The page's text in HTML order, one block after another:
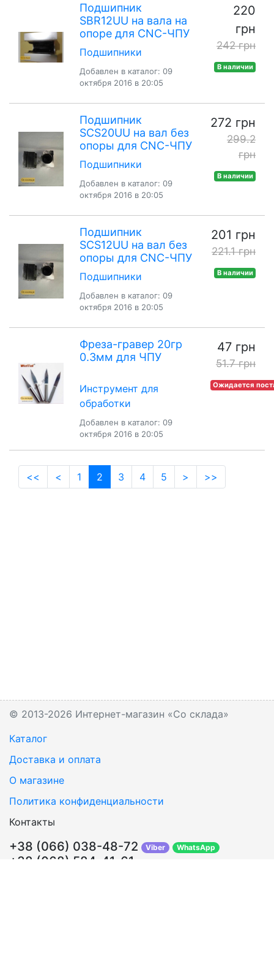
Подшипник
SBR12UU на вала на
опоре для CNC-ЧПУ
Подшипники
Добавлен в каталог: 09
октября 2016 в 20:05
220
грн
242 грн
В наличии
Подшипник
SCS20UU на вал без
опоры для CNC-ЧПУ
Подшипники
Добавлен в каталог: 09
октября 2016 в 20:05
272 грн
299.2
грн
В наличии
Подшипник
SCS12UU на вал без
опоры для CNC-ЧПУ
Подшипники
Добавлен в каталог: 09
октября 2016 в 20:05
201 грн
221.1 грн
В наличии
Фреза-гравер 20гр
0.3мм для ЧПУ
Инструмент для
обработки
Добавлен в каталог: 09
октября 2016 в 20:05
47 грн
51.7 грн
Ожидается
<< < 1 2 (current)
3 4 5 > >>
© 2013-2026 Интернет-магазин «Со склада»
Каталог
Доставка и оплата
О магазине
Политика конфиденциальности
Контакты
+38 (066) 038-48-72 Viber WhatsApp
+38 (068) 584-41-61